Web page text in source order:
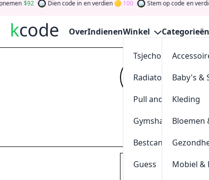
92 Dien code in en verdien 100 Stem op code en verdien
kcode OverIndienenWinkel
Tsjechoreizen
Pull and Bear
Gymshark
Bestcanvas
Guess
Categorieën
Baby's &
Kleding
Bloemen
Mobiel &
Kijk opkcode
gewinnen Sie
Nederlands